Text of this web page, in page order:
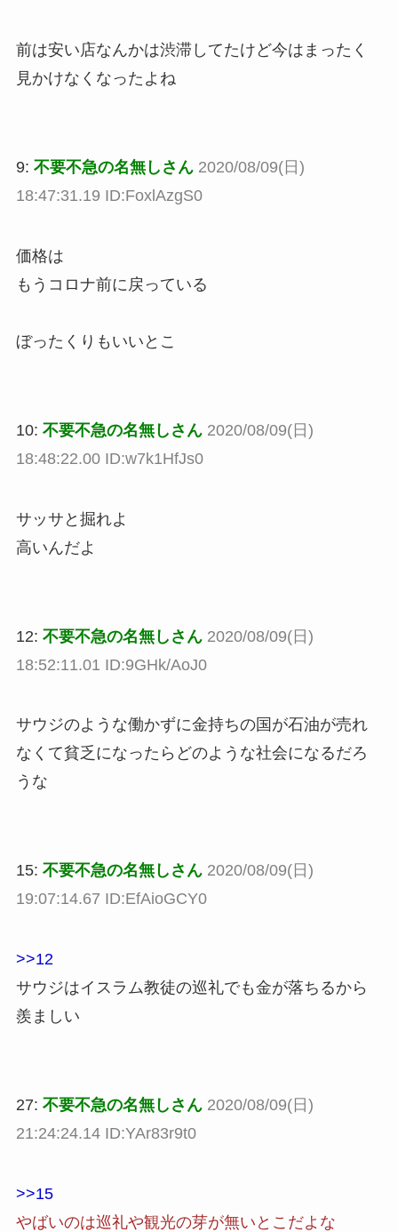
前は安い店なんかは渋滞してたけど今はまったく
見かけなくなったよね
9: 不要不急の名無しさん 2020/08/09(日)
18:47:31.19 ID:FoxlAzgS0
価格は
もうコロナ前に戻っている
ぼったくりもいいとこ
10: 不要不急の名無しさん 2020/08/09(日)
18:48:22.00 ID:w7k1HfJs0
サッサと掘れよ
高いんだよ
12: 不要不急の名無しさん 2020/08/09(日)
18:52:11.01 ID:9GHk/AoJ0
サウジのような働かずに金持ちの国が石油が売れ
なくて貧乏になったらどのような社会になるだろ
うな
15: 不要不急の名無しさん 2020/08/09(日)
19:07:14.67 ID:EfAioGCY0
>>12
サウジはイスラム教徒の巡礼でも金が落ちるから
羨ましい
27: 不要不急の名無しさん 2020/08/09(日)
21:24:24.14 ID:YAr83r9t0
>>15
やばいのは巡礼や観光の芽が無いとこだよな